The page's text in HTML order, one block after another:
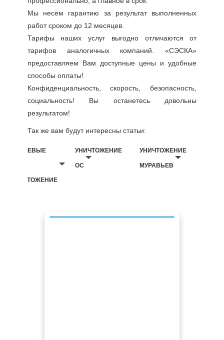
Мы несем гарантию за результат выполненных
работ сроком до 12 месяцев.
Тарифы наших услуг выгодно отличаются от
тарифов аналогичных компаний. «СЭСКА»
предоставляем Вам доступные цены и удобные
способы оплаты!
Конфиденциальность, скорость, безопасность,
социальность! Вы останетесь довольны
результатом!
Так же вам будут интересны статьи:
БЕЛЬЕВЫЕ
УНИЧТОЖЕНИЕ
УНИЧТОЖЕНИЕ
ОС
УНИЧТОЖЕНИЕ
МУРАВЬЕВ